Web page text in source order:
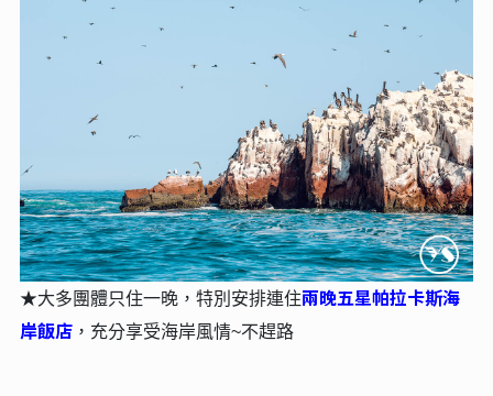
★大多團體只住一晚，特別安排連住兩晚五星帕拉卡斯海
岸飯店，充分享受海岸風情~不趕路